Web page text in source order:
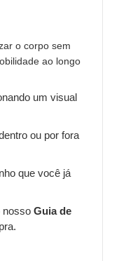
o corpo sem
ao longo
um visual
ou por fora
que você já
nosso Guia de